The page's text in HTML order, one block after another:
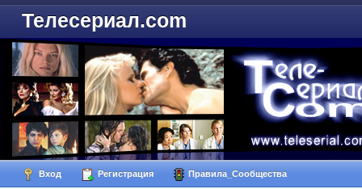
Телесериал.com
Вход Регистрация Правила_Сообщества